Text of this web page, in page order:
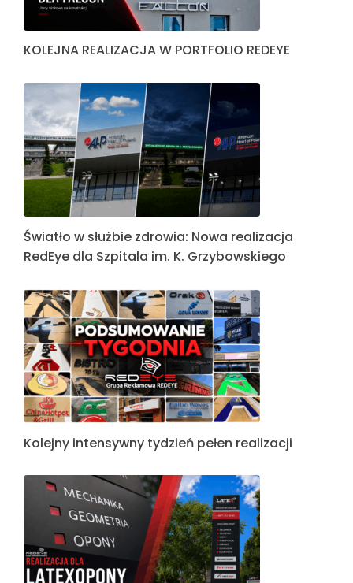
KOLEJNA REALIZACJA W PORTFOLIO REDEYE
Światło w służbie zdrowia: Nowa realizacja
RedEye dla Szpitala im. K. Grzybowskiego
Kolejny intensywny tydzień pełen realizacji